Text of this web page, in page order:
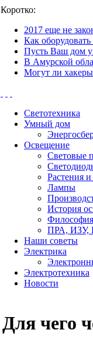
Коротко:
2017 еще не
Как
Пусть Ваш дом
В Амурской
Могут ли хакеры
Светотехника
Умный дом
Освещение
Световые
Растения и
Лампы
История
Философия
ПРА, ИЗУ,
Наши советы
Электрика
Электротехника
Новости
Для чего